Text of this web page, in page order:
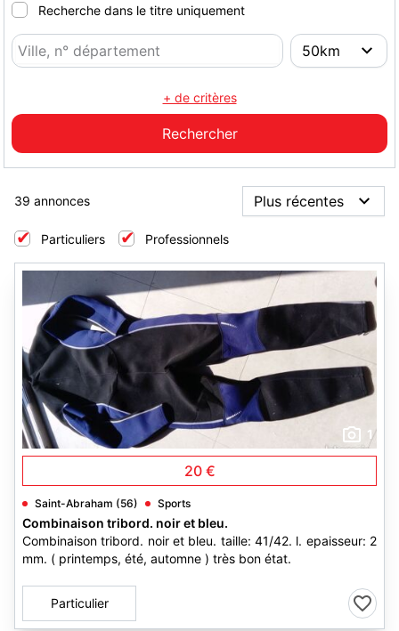
Recherche dans le titre uniquement
+ de critères
39 annonces
Particuliers Professionnels
1
20 €
Saint-Abraham (56) Sports
Combinaison tribord. noir et bleu.
Combinaison tribord. noir et bleu. taille: 41/42. l. epaisseur: 2
mm. ( printemps, été, automne ) très bon état.
Particulier